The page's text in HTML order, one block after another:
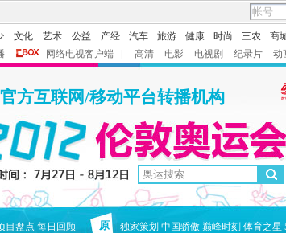
文化 艺术 公益 产经 汽车 旅游 健康 时尚 三农
商
网络电视客户端 高清 电影 电视剧 纪录片
动
方互联网/移动平台转播机构
目盘点 每日回顾
原
独家策划 中国骄傲 巅峰时刻 体育之星